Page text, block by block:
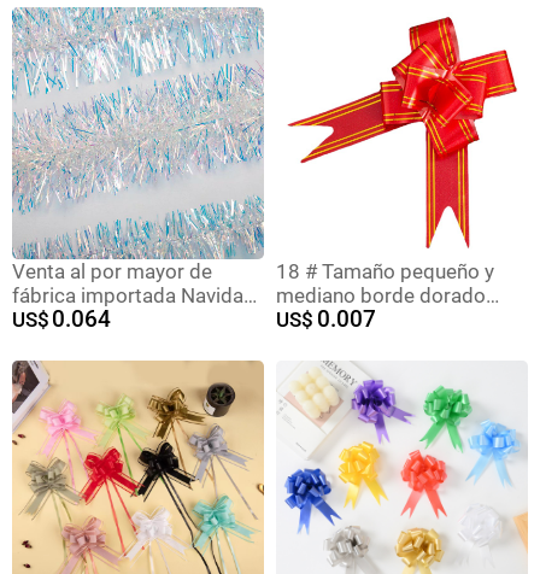
embalaje de la flor
accesorios de decoración
tire en la flor al por mayor
de la boda raya del color
Garland madder
Venta al por mayor de
fábrica importada Navidad
de oro colorido raya de
color joyería diadema
accesorios de la joyería del
oído del gato
US$ 0.064
18 # Tamaño pequeño y
mediano borde dorado
cinta arco mano-Tirado flor
caja cinta decorativa
US$ 0.007